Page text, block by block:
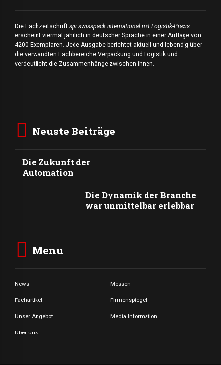
Die Fachzeitschrift spi swisspack international mit Logistik-Praxis
erscheint viermal jährlich in deutscher Sprache in einer Auflage von
4200 Exemplaren. Jede Ausgabe berichtet aktuell und lebendig über
die verwandten Fachbereiche Verpackung und Logistik und
verdeutlicht die Zusammenhänge zwischen ihnen.
Neuste Beiträge
Die Zukunft der
Automation
Die Dynamik der Branche
war unmittelbar erlebbar
Menu
News Messen
Fachartikel Firmenspiegel
Unser Angebot Media Information
Über uns